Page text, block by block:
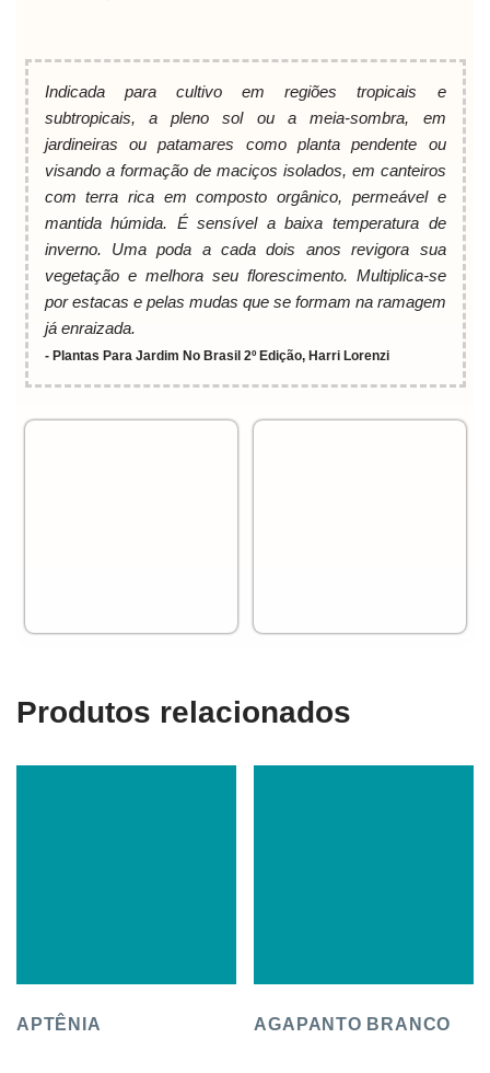
Indicada para cultivo em regiões tropicais e
subtropicais, a pleno sol ou a meia-sombra, em
jardineiras ou patamares como planta pendente ou
visando a formação de maciços isolados, em canteiros
com terra rica em composto orgânico, permeável e
mantida húmida. É sensível a baixa temperatura de
inverno. Uma poda a cada dois anos revigora sua
vegetação e melhora seu florescimento. Multiplica-se
por estacas e pelas mudas que se formam na ramagem
já enraizada.
Produtos relacionados
APTÊNIA AGAPANTO BRANCO